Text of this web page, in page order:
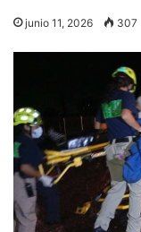
junio 11, 2026 307